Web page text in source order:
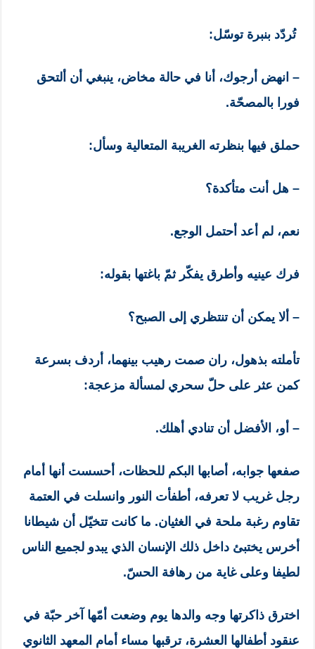
تُردّد بنبرة توسّل:
– انهض أرجوك، أنا في حالة مخاض، ينبغي أن ألتحق
فورا بالمصحّة.
حملق فيها بنظرته الغريبة المتعالية وسأل:
– هل أنت متأكدة؟
نعم، لم أعد أحتمل الوجع.
فرك عينيه وأطرق يفكّر ثمّ باغتها بقوله:
– ألا يمكن أن تنتظري إلى الصبح؟
تأملته بذهول، ران صمت رهيب بينهما، أردف بسرعة
كمن عثر على حلّ سحري لمسألة مزعجة:
– أو، الأفضل أن تنادي أهلك.
صفعها جوابه، أصابها البكم للحظات، أحسست أنها أمام
رجل غريب لا تعرفه، أطفأت النور وانسلت في العتمة
تقاوم رغبة ملحة في الغثيان. ما كانت تتخيّل أن شيطانا
أخرس يختبئ داخل ذلك الإنسان الذي يبدو لجميع الناس
لطيفا وعلى غاية من رهافة الحسّ.
اخترق ذاكرتها وجه والدها يوم وضعت أمّها آخر حبّة في
عنقود أطفالها العشرة، ترقبها مساء أمام المعهد الثانوي